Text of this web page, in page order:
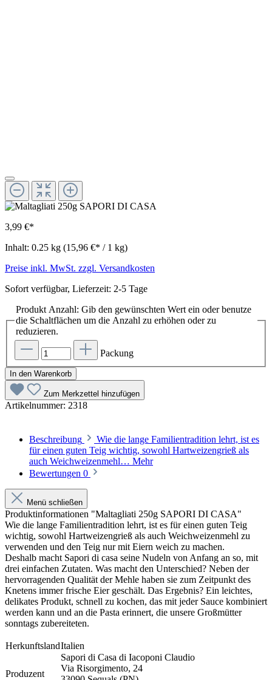
3,99 €*
Inhalt: 0.25 kg (15,96 €* / 1 kg)
Preise inkl. MwSt. zzgl. Versandkosten
Sofort verfügbar, Lieferzeit: 2-5 Tage
Produkt Anzahl: Gib den gewünschten Wert ein oder benutze
die Schaltflächen um die Anzahl zu erhöhen oder zu
reduzieren.
Packung
In den Warenkorb
Zum Merkzettel hinzufügen
Artikelnummer: 2318
Beschreibung
Wie die lange Familientradition lehrt, ist es
für einen guten Teig wichtig, sowohl Hartweizengrieß als
auch Weichweizenmehl… Mehr
Bewertungen 0
Menü schließen
Produktinformationen "Maltagliati 250g SAPORI DI CASA"
Wie die lange Familientradition lehrt, ist es für einen guten Teig
wichtig, sowohl Hartweizengrieß als auch Weichweizenmehl zu
verwenden und den Teig nur mit Eiern weich zu machen.
Deshalb macht Sapori di casa seine Nudeln von Anfang an so, mit
drei einfachen Zutaten. Was macht den Unterschied? Neben der
hervorragenden Qualität der Mehle haben sie zum Zeitpunkt des
Knetens immer frische Eier geschält. Das Ergebnis? Ein leichtes,
delikates Produkt, schnell zu kochen, das mit jeder Sauce kombiniert
werden kann und an die Pasta erinnert, die unsere Großmütter
sonntags zubereiteten.
HerkunftslandItalien
Produzent
Sapori di Casa di Iacoponi Claudio
Via Risorgimento, 24